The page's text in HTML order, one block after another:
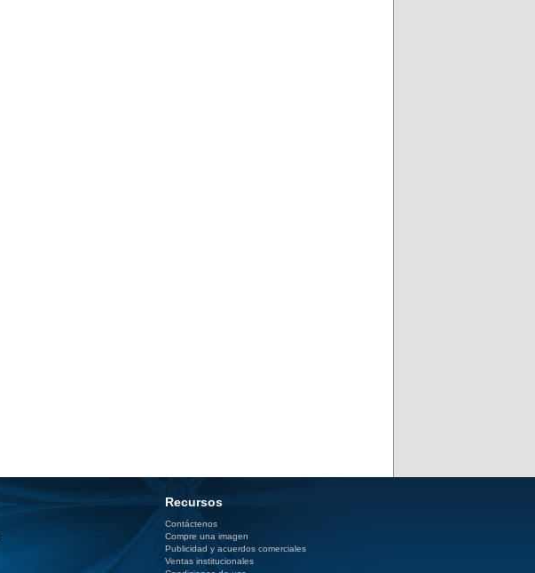
Recursos
Contáctenos
Compre una imagen
Publicidad y acuerdos comerciales
Ventas institucionales